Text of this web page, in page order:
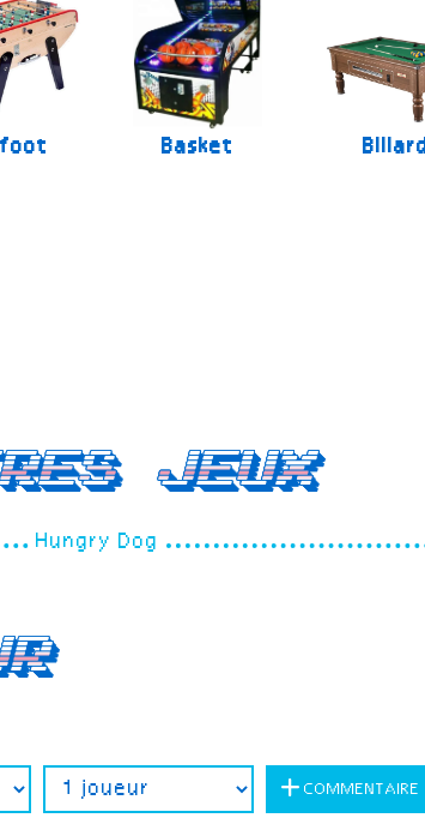
Basket Billard
jeux
Hungry Dog
COMMENTAIRE